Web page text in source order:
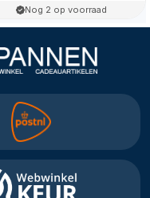
Nog 2 op voorraad